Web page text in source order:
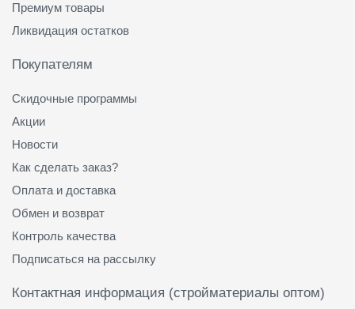
Премиум товары
Ликвидация остатков
Покупателям
Скидочные программы
Акции
Новости
Как сделать заказ?
Оплата и доставка
Обмен и возврат
Контроль качества
Подписаться на рассылку
Контактная информация (стройматериалы оптом)